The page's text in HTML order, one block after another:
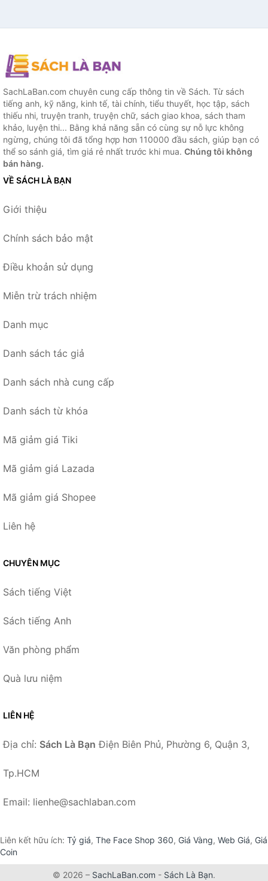
SachLaBan.com chuyên cung cấp thông tin về Sách. Từ sách
tiếng anh, kỹ năng, kinh tế, tài chính, tiểu thuyết, học tập, sách
thiếu nhi, truyện tranh, truyện chữ, sách giao khoa, sách tham
khảo, luyện thi... Bằng khả năng sẵn có cùng sự nỗ lực không
ngừng, chúng tôi đã tổng hợp hơn 110000 đầu sách, giúp bạn có
thể so sánh giá, tìm giá rẻ nhất trước khi mua. Chúng tôi không
bán hàng.
VỀ SÁCH LÀ BẠN
Giới thiệu
Chính sách bảo mật
Điều khoản sử dụng
Miễn trừ trách nhiệm
Danh mục
Danh sách tác giả
Danh sách nhà cung cấp
Danh sách từ khóa
Mã giảm giá Tiki
Mã giảm giá Lazada
Mã giảm giá Shopee
Liên hệ
CHUYÊN MỤC
Sách tiếng Việt
Sách tiếng Anh
Văn phòng phẩm
Quà lưu niệm
LIÊN HỆ
Địa chỉ: Sách Là Bạn Điện Biên Phủ, Phường 6, Quận 3,
Tp.HCM
Email: lienhe@sachlaban.com
Liên kết hữu ích: Tỷ giá, The Face Shop 360, Giá Vàng, Web Giá, Giá
Coin
© 2026 – SachLaBan.com - Sách Là Bạn.